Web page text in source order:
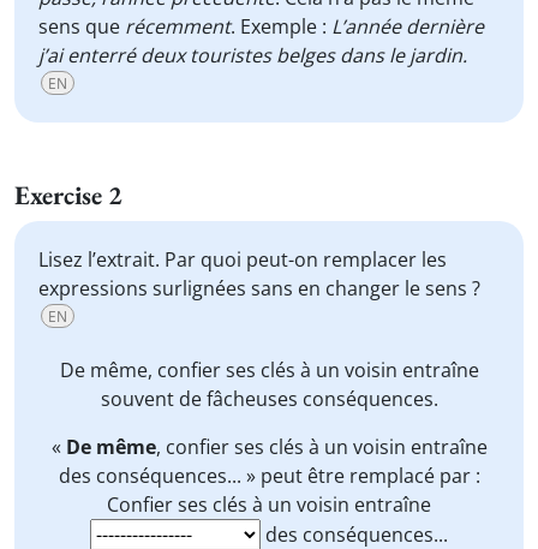
sens que récemment. Exemple : L’année dernière
j’ai enterré deux touristes belges dans le jardin.
EN
Exercise 2
Lisez l’extrait. Par quoi peut-on remplacer les
expressions surlignées sans en changer le sens ?
EN
De même, confier ses clés à un voisin entraîne
souvent de fâcheuses conséquences.
« De même, confier ses clés à un voisin entraîne
des conséquences... » peut être remplacé par :
Confier ses clés à un voisin entraîne
des conséquences...